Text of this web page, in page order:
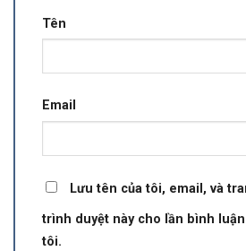
Tên
Email
Lưu tên của tôi, email, và
trình duyệt này cho lần bình
tôi.